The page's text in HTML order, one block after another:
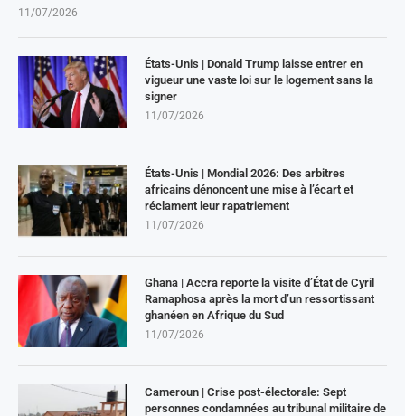
11/07/2026
États-Unis | Donald Trump laisse entrer en
vigueur une vaste loi sur le logement sans la
signer
11/07/2026
États-Unis | Mondial 2026: Des arbitres
africains dénoncent une mise à l’écart et
réclament leur rapatriement
11/07/2026
Ghana | Accra reporte la visite d’État de Cyril
Ramaphosa après la mort d’un ressortissant
ghanéen en Afrique du Sud
11/07/2026
Cameroun | Crise post-électorale: Sept
personnes condamnées au tribunal militaire de